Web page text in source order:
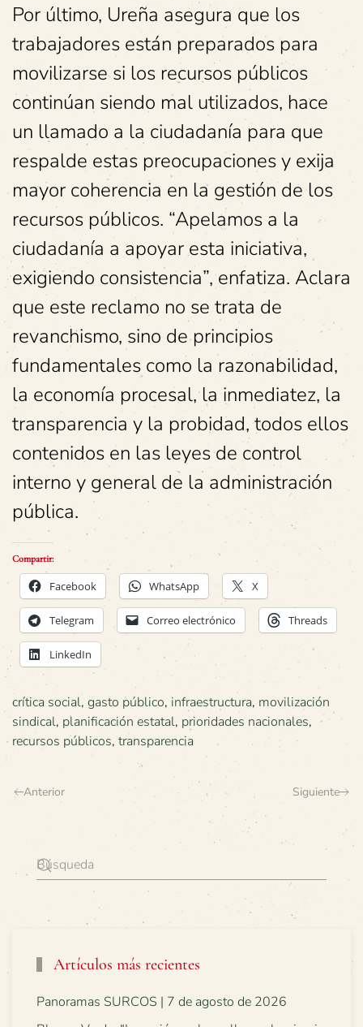
Por último, Ureña asegura que los
trabajadores están preparados para
movilizarse si los recursos públicos
continúan siendo mal utilizados, hace
un llamado a la ciudadanía para que
respalde estas preocupaciones y exija
mayor coherencia en la gestión de los
recursos públicos. “Apelamos a la
ciudadanía a apoyar esta iniciativa,
exigiendo consistencia”, enfatiza. Aclara
que este reclamo no se trata de
revanchismo, sino de principios
fundamentales como la razonabilidad,
la economía procesal, la inmediatez, la
transparencia y la probidad, todos ellos
contenidos en las leyes de control
interno y general de la administración
pública.
Compartir:
Facebook WhatsApp X
Telegram Correo electrónico Threads
LinkedIn
crítica social, gasto público, infraestructura, movilización
sindical, planificación estatal, prioridades nacionales,
recursos públicos, transparencia
Anterior Siguiente
Artículos más recientes
Panoramas SURCOS | 7 de agosto de 2026